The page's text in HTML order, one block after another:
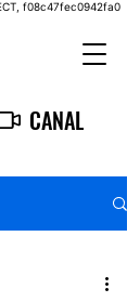
f08c47fec0942fa0
CANAL